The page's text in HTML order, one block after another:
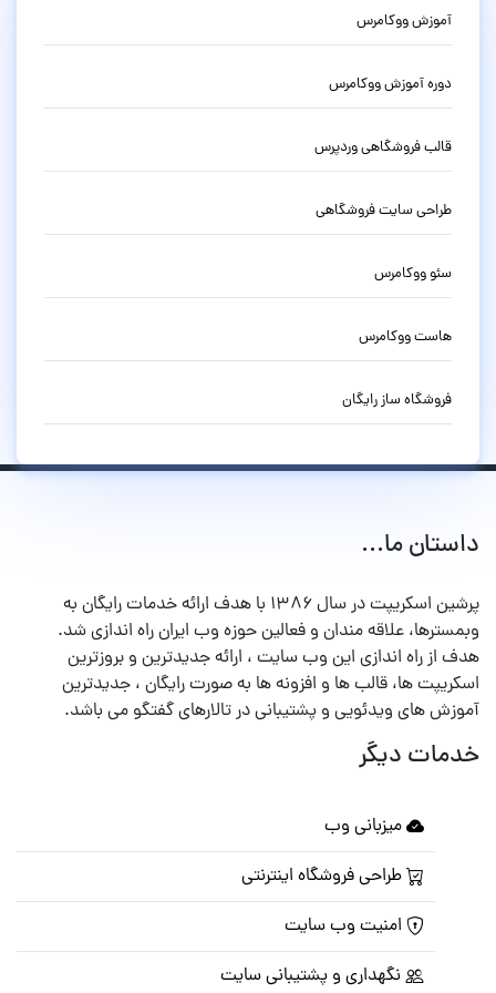
آموزش ووکامرس
دوره آموزش ووکامرس
قالب فروشگاهی وردپرس
طراحی سایت فروشگاهی
سئو ووکامرس
هاست ووکامرس
فروشگاه ساز رایگان
داستان ما...
پرشین اسکریپت در سال ۱۳۸۶ با هدف ارائه خدمات رایگان به
وبمسترها، علاقه مندان و فعالین حوزه وب ایران راه اندازی شد.
هدف از راه اندازی این وب سایت ، ارائه جدیدترین و بروزترین
اسکریپت ها، قالب ها و افزونه ها به صورت رایگان ، جدیدترین
آموزش های ویدئویی و پشتیبانی در تالارهای گفتگو می باشد.
خدمات دیگر
میزبانی وب
طراحی فروشگاه اینترنتی
امنیت وب سایت
نگهداری و پشتیبانی سایت